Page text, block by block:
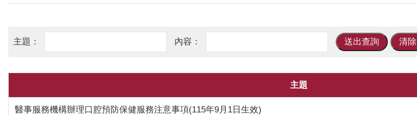
主題
醫事服務機構辦理口腔預防保健服務注意事項(115年9月1日生效)